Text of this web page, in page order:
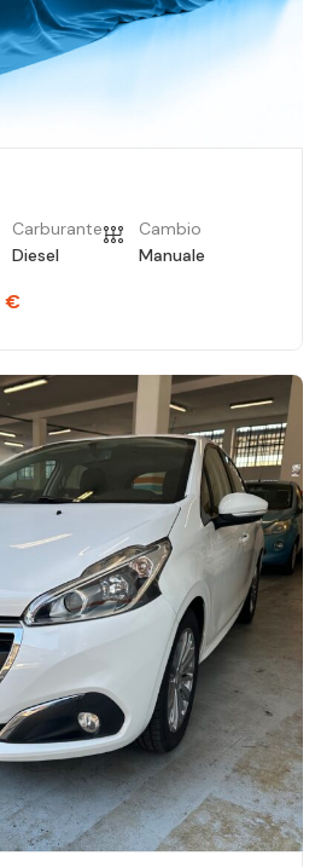
Carburante
Diesel
Cambio
Manuale
€